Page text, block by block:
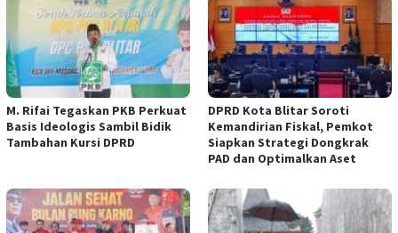
M. Rifai Tegaskan PKB Perkuat
Basis Ideologis Sambil Bidik
Tambahan Kursi DPRD
DPRD Kota Blitar Soroti
Kemandirian Fiskal, Pemkot
Siapkan Strategi Dongkrak
PAD dan Optimalkan Aset